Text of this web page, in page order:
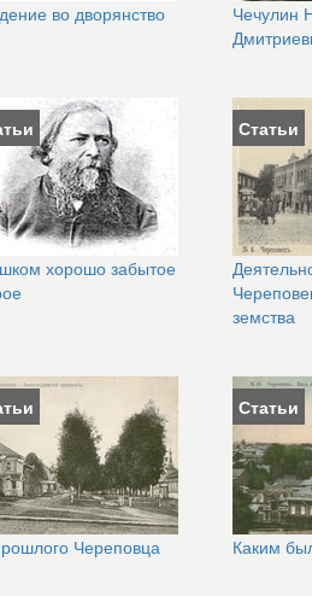
во дворянство
Чечулин
хорошо забытое
Статьи
земства
Череповца
Статьи
Каким